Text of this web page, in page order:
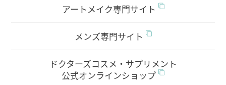
アートメイク専門サイト
メンズ専門サイト
ドクターズコスメ・サプリメント
公式オンラインショップ